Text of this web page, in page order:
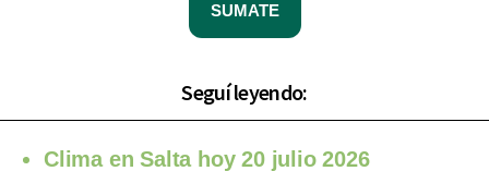
SUMATE
Seguí leyendo:
Clima en Salta hoy 20 julio 2026